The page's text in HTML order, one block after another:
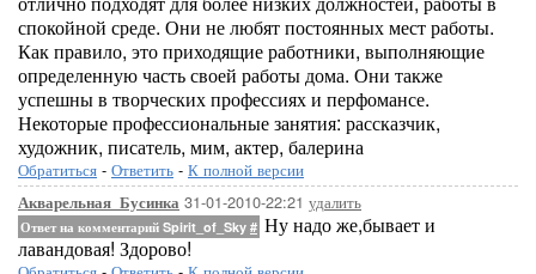
спокойной среде. Они не любят постоянных мест работы.
Как правило, это приходящие работники, выполняющие
определенную часть своей работы дома. Они также
успешны в творческих профессиях и перфомансе.
Некоторые профессиональные занятия: рассказчик,
художник, писатель, мим, актер, балерина
Обратиться - Ответить - К полной версии
Акварельная_Бусинка 31-01-2010-22:21 удалить
Ответ на комментарий Spirit_of_Sky # Ну надо же,бывает и
лавандовая! Здорово!